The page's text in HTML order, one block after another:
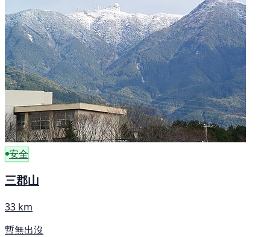
安全
三郡山
33 km
暫無出沒